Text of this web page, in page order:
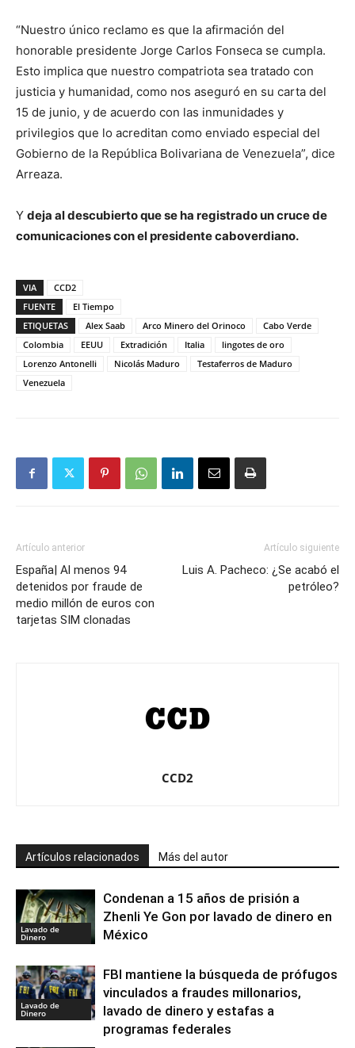
“Nuestro único reclamo es que la afirmación del
honorable presidente Jorge Carlos Fonseca se cumpla.
Esto implica que nuestro compatriota sea tratado con
justicia y humanidad, como nos aseguró en su carta del
15 de junio, y de acuerdo con las inmunidades y
privilegios que lo acreditan como enviado especial del
Gobierno de la República Bolivariana de Venezuela”, dice
Arreaza.
Y deja al descubierto que se ha registrado un cruce de
comunicaciones con el presidente caboverdiano.
VIA
CCD2
FUENTE
El Tiempo
ETIQUETAS
Alex Saab Arco Minero del Orinoco
Cabo Verde
Colombia
EEUU Extradición Italia
lingotes de oro
Lorenzo Antonelli
Nicolás Maduro
Testaferros de Maduro
Venezuela
Artículo anterior
España| Al menos 94
detenidos por fraude de
medio millón de euros con
tarjetas SIM clonadas
Artículo siguiente
Luis A. Pacheco: ¿Se acabó el
petróleo?
CCD2
Artículos relacionados Más del autor
Lavado de
Dinero
Condenan a 15 años de prisión a
Zhenli Ye Gon por lavado de dinero en
México
Lavado de
Dinero
FBI mantiene la búsqueda de prófugos
vinculados a fraudes millonarios,
lavado de dinero y estafas a
programas federales